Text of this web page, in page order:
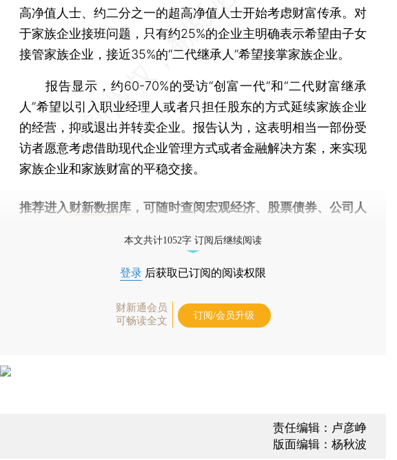
高净值人士、约二分之一的超高净值人士开始考虑财富传承。对
于家族企业接班问题，只有约25%的企业主明确表示希望由子女
接管家族企业，接近35%的“二代继承人”希望接掌家族企业。
报告显示，约60-70%的受访“创富一代”和“二代财富继承
人”希望以引入职业经理人或者只担任股东的方式延续家族企业
的经营，抑或退出并转卖企业。报告认为，这表明相当一部份受
访者愿意考虑借助现代企业管理方式或者金融解决方案，来实现
家族企业和家族财富的平稳交接。
推荐进入财新数据库 ，可随时查阅宏观经济、股票债券、公司人
本文共计1052字 订阅后继续阅读
登录 后获取已订阅的阅读权限
财新通会员
可畅读全文
订阅/会员升级
责任编辑：卢彦峥
版面编辑：杨秋波